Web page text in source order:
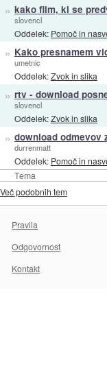
Tema
» kako film, ki se
slovencl
Oddelek: Pomoč in
» Kako presnamem
umetnic
Oddelek:Zvok in slika
» rtv - download
slovencl
Oddelek:Zvok in slika
» download odmevov
durrenmatt
Oddelek: Pomoč in
Več podobnih tem
Pravila
Odgovornost
Kontakt